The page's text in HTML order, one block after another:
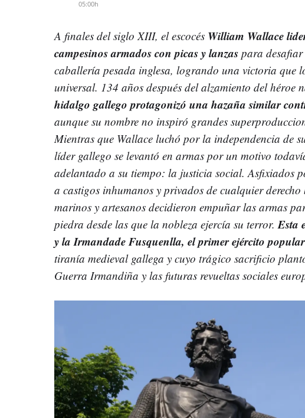
05:00h
A finales del siglo XIII, el escocés William Wallace
campesinos armados con picas y lanzas para
caballería pesada inglesa, logrando una victoria que
universal. 134 años después del alzamiento del héroe
hidalgo gallego protagonizó una hazaña similar
aunque su nombre no inspiró grandes
Mientras que Wallace luchó por la independencia de
líder gallego se levantó en armas por un motivo
adelantado a su tiempo: la justicia social. Asfixiados
a castigos inhumanos y privados de cualquier
marinos y artesanos decidieron empuñar las armas
piedra desde las que la nobleza ejercía su terror. Esta
y la Irmandade Fusquenlla, el primer ejército popular
tiranía medieval gallega y cuyo trágico sacrificio
Guerra Irmandiña y las futuras revueltas sociales